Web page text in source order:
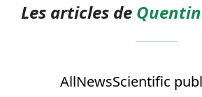
Les articles de Quentin
AllNewsScientific